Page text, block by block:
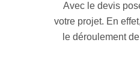
tous les détails concernant
un tas d’informations sur
autant de critères qui